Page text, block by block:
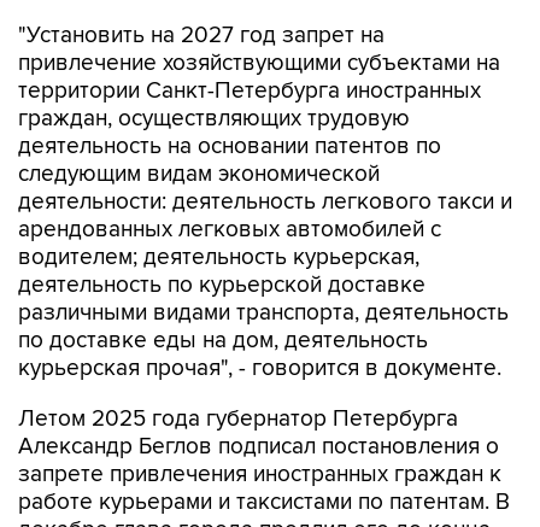
"Установить на 2027 год запрет на
привлечение хозяйствующими субъектами на
территории Санкт-Петербурга иностранных
граждан, осуществляющих трудовую
деятельность на основании патентов по
следующим видам экономической
деятельности: деятельность легкового такси и
арендованных легковых автомобилей с
водителем; деятельность курьерская,
деятельность по курьерской доставке
различными видами транспорта, деятельность
по доставке еды на дом, деятельность
курьерская прочая", - говорится в документе.
Летом 2025 года губернатор Петербурга
Александр Беглов подписал постановления о
запрете привлечения иностранных граждан к
работе курьерами и таксистами по патентам. В